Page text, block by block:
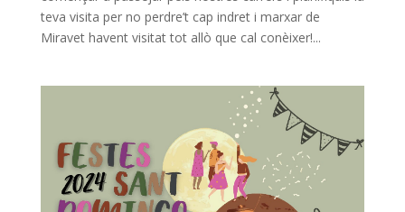
teva visita per no perdre’t cap indret i marxar de
Miravet havent visitat tot allò que cal conèixer!...